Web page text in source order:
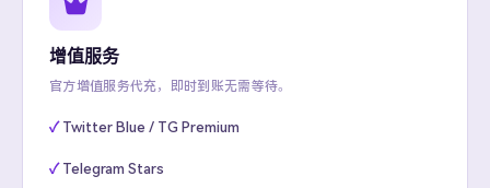
增值服务
官方增值服务代充，即时到账无需等待。
Twitter Blue / TG Premium
Telegram Stars